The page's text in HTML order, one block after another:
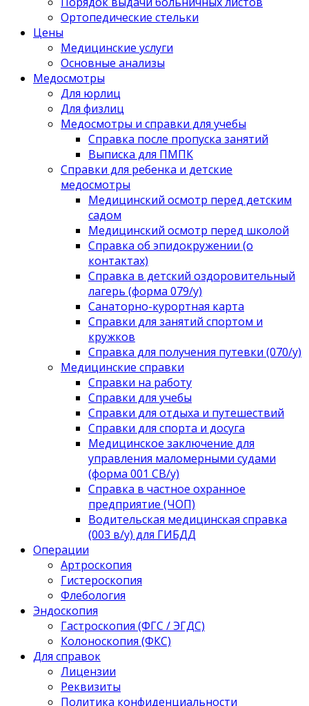
Ортопедические стельки
Цены
Медицинские услуги
Основные анализы
Медосмотры
Для юрлиц
Для физлиц
Медосмотры и справки для учебы
Справка после пропуска занятий
Выписка для ПМПК
Справки для ребенка и детские
медосмотры
Медицинский осмотр перед детским
садом
Медицинский осмотр перед школой
Справка об эпидокружении (о
контактах)
Справка в детский оздоровительный
лагерь (форма 079/у)
Санаторно-курортная карта
Справки для занятий спортом и
кружков
Справка для получения путевки (070/у)
Медицинские справки
Справки на работу
Справки для учебы
Справки для отдыха и путешествий
Справки для спорта и досуга
Медицинское заключение для
управления маломерными судами
(форма 001 СВ/у)
Справка в частное охранное
предприятие (ЧОП)
Водительская медицинская справка
(003 в/у) для ГИБДД
Операции
Артроскопия
Гистероскопия
Флебология
Эндоскопия
Гастроскопия (ФГС / ЭГДС)
Колоноскопия (ФКС)
Для справок
Лицензии
Реквизиты
Политика конфиденциальности